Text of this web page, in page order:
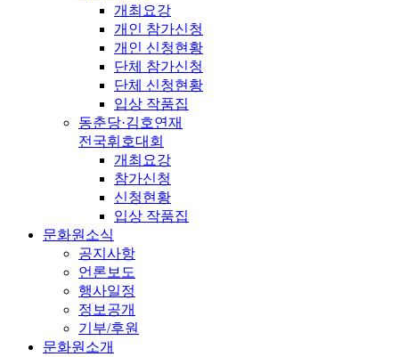
개최요강
개인 참가신청
개인 신청현황
단체 참가신청
단체 신청현황
입상 작품집
동춘당·김호연재
전국휘호대회
개최요강
참가신청
신청현황
입상 작품집
문화원소식
공지사항
언론보도
행사일정
정보공개
기부/후원
문화원소개